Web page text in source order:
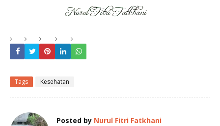
Tags Kesehatan
Posted by Nurul Fitri Fatkhani